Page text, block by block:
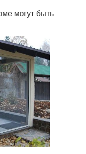
могут быть